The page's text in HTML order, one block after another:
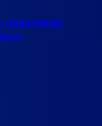
появления